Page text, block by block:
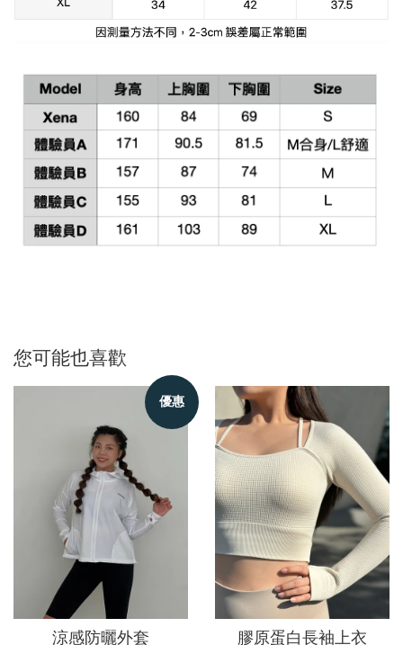
您可能也喜歡
優惠
涼感防曬外套 膠原蛋白長袖上衣